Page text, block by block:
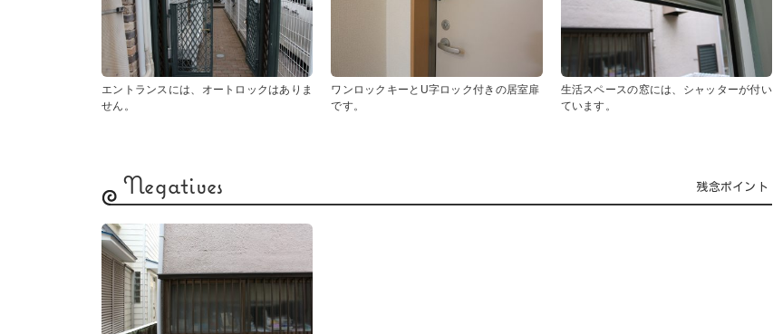
エントランスには、オートロックはありま
せん。
ワンロックキーとU字ロック付きの居室扉
です。
生活スペースの窓には、シャッターが付い
ています。
Negatives 残念ポイント